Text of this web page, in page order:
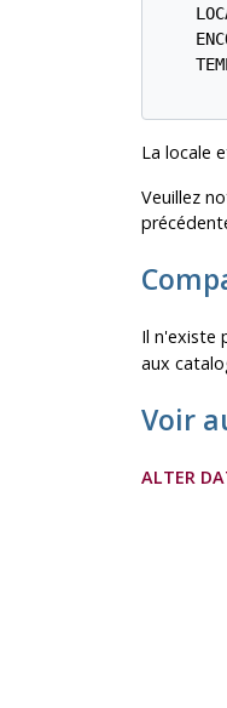
La locale
Veuillez
Il n'existe
aux
Voir
ALTER